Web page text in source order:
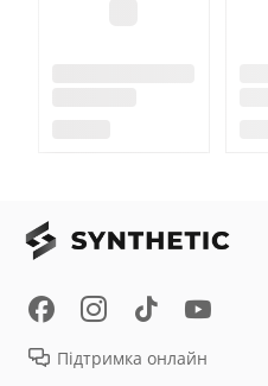
Підтримка онлайн